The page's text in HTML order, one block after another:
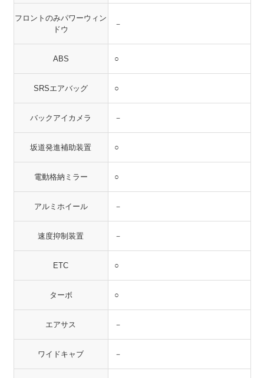
フロントのみパワーウィン
ドウ
－
ABS ○
SRSエアバッグ ○
バックアイカメラ －
坂道発進補助装置 ○
電動格納ミラー ○
アルミホイール －
速度抑制装置 －
ETC ○
ターボ ○
エアサス －
ワイドキャブ －